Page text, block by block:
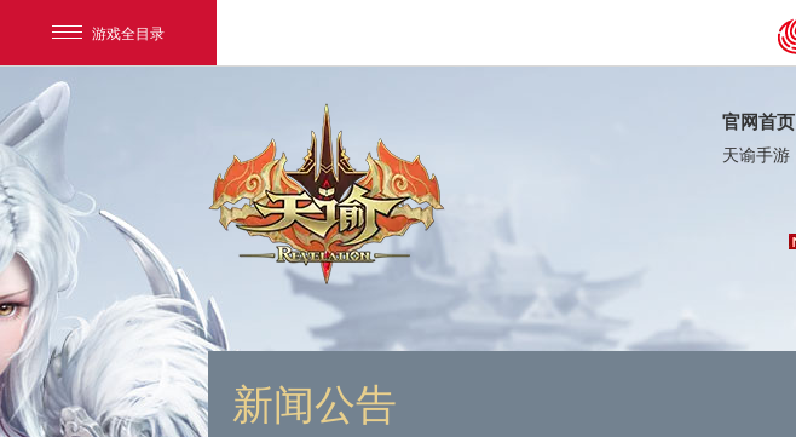
游戏全目录
网易游戏
我的足迹： 天谕
官网首页
天谕手游
新闻公告